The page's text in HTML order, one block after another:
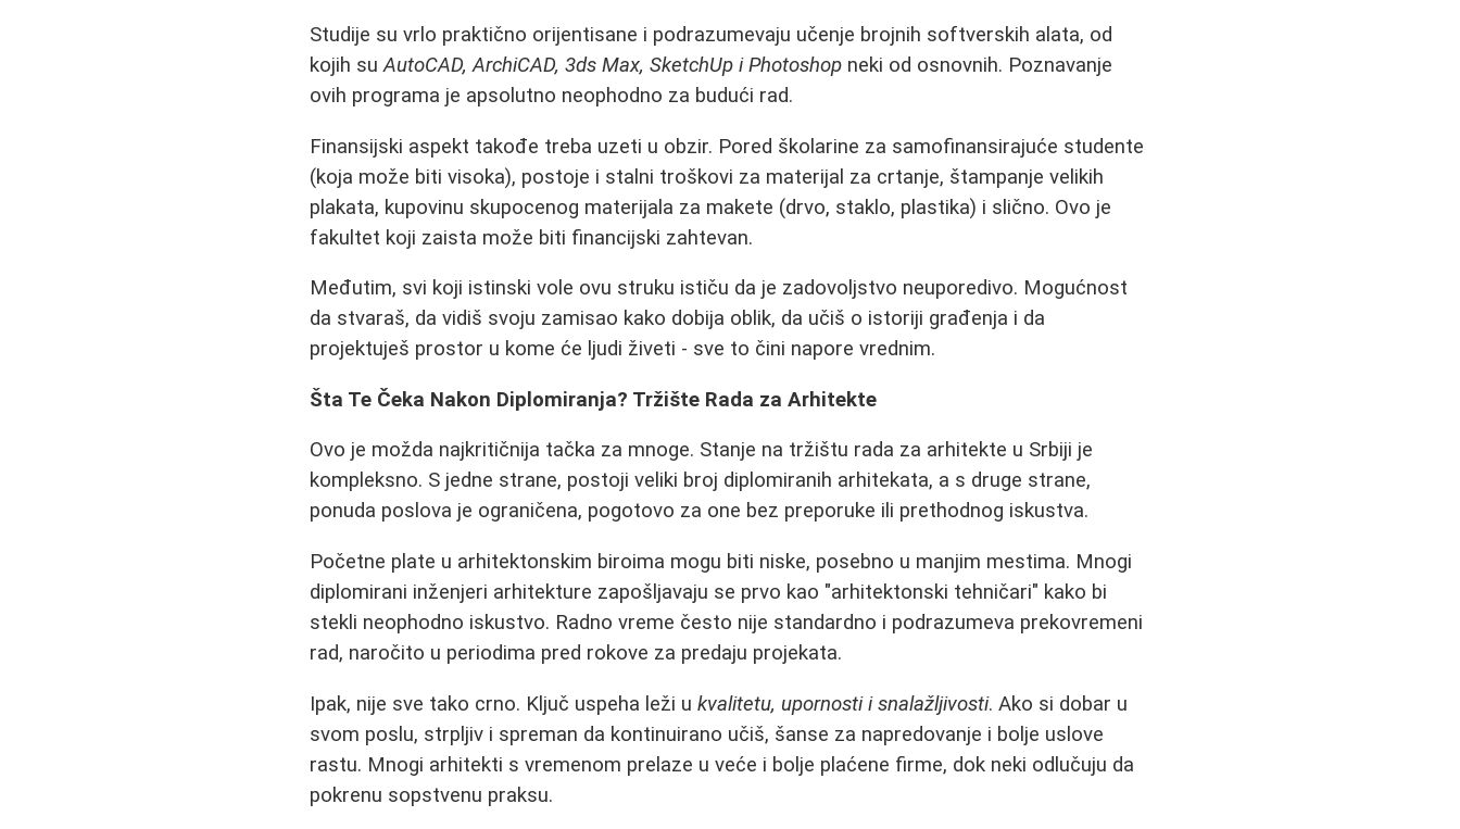
Studije su vrlo praktično orijentisane i podrazumevaju učenje brojnih softverskih alata, od
kojih suAutoCAD, ArchiCAD, 3ds Max, SketchUp i Photoshop neki od osnovnih. Poznavanje
ovih programa je apsolutno neophodno za budući rad.
Finansijski aspekt takođe treba uzeti u obzir. Pored školarine za samofinansirajuće studente
(koja može biti visoka), postoje i stalni troškovi za materijal za crtanje, štampanje velikih
plakata, kupovinu skupocenog materijala za makete (drvo, staklo, plastika) i slično. Ovo je
fakultet koji zaista može biti financijski zahtevan.
Međutim, svi koji istinski vole ovu struku ističu da je zadovoljstvo neuporedivo. Mogućnost
da stvaraš, da vidiš svoju zamisao kako dobija oblik, da učiš o istoriji građenja i da
projektuješ prostor u kome će ljudi živeti - sve to čini napore vrednim.
Šta Te Čeka Nakon Diplomiranja? Tržište Rada za Arhitekte
Ovo je možda najkritičnija tačka za mnoge. Stanje na tržištu rada za arhitekte u Srbiji je
kompleksno. S jedne strane, postoji veliki broj diplomiranih arhitekata, a s druge strane,
ponuda poslova je ograničena, pogotovo za one bez preporuke ili prethodnog iskustva.
Početne plate u arhitektonskim biroima mogu biti niske, posebno u manjim mestima. Mnogi
diplomirani inženjeri arhitekture zapošljavaju se prvo kao "arhitektonski tehničari" kako bi
stekli neophodno iskustvo. Radno vreme često nije standardno i podrazumeva prekovremeni
rad, naročito u periodima pred rokove za predaju projekata.
Ipak, nije sve tako crno. Ključ uspeha leži ukvalitetu, upornosti i snalažljivosti. Ako si dobar u
svom poslu, strpljiv i spreman da kontinuirano učiš, šanse za napredovanje i bolje uslove
rastu. Mnogi arhitekti s vremenom prelaze u veće i bolje plaćene firme, dok neki odlučuju da
pokrenu sopstvenu praksu.